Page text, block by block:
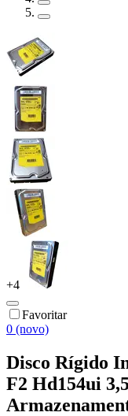
+4
Favoritar
0 (novo)
Disco Rígido
F2 Hd154ui